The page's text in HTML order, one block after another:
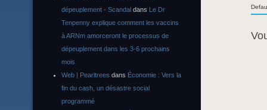
dépeuplement - Scandal dans Le Dr
Tenpenny explique comment les vaccins
à ARNm amorceront le processus de
dépeuplement dans les 3-6 prochains
mois
Web | Pearltrees dans Économie : Vers la
fin du cash, un désastre social
programmé